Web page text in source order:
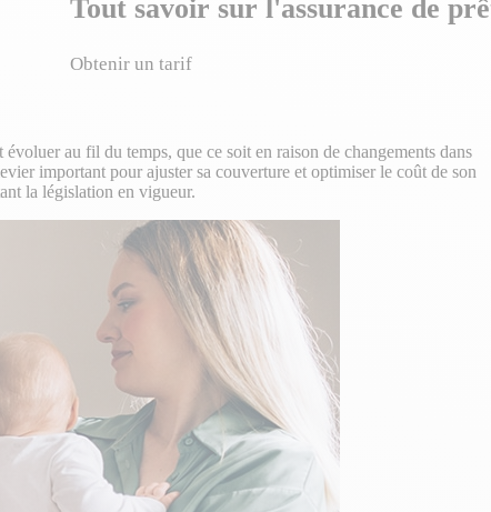
Tout savoir sur l'assurance de
Obtenir un tarif
au fil du temps, que ce soit en raison de changements dans
important pour ajuster sa couverture et optimiser le coût de son
la législation en vigueur.